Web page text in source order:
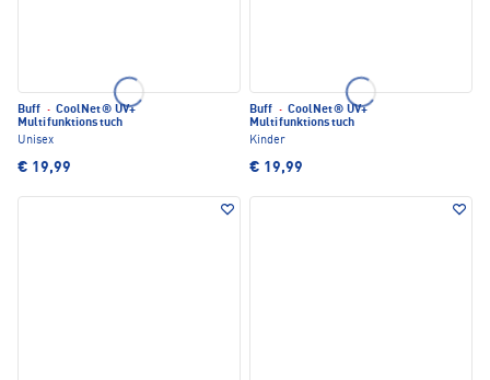
Buff · CoolNet® UV+
Multifunktionstuch
Unisex
€ 19,99
Buff · CoolNet® UV+
Multifunktionstuch
Kinder
€ 19,99